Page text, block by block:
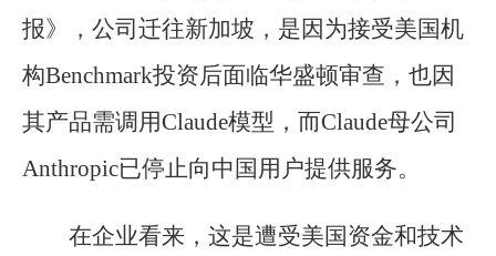
报》，公司迁往新加坡，是因为接受美国机
构Benchmark投资后面临华盛顿审查，也因
其产品需调用Claude模型，而Claude母公司
Anthropic已停止向中国用户提供服务。
在企业看来，这是遭受美国资金和技术